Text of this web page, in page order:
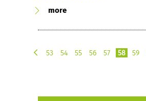
more
53 54 55 56 57 58 59